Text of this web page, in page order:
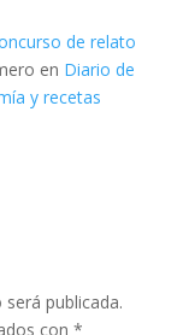
de relato
en Diario de
y recetas
publicada.
con *